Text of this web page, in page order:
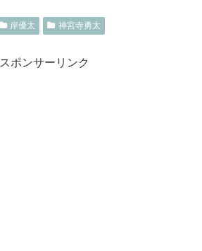
岸優太 神宮寺勇太
スポンサーリンク